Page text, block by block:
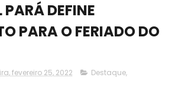
DEFINE
PARA O FERIADO DO
fevereiro 25, 2022 Destaque,